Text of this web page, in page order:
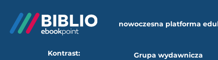
nowoczesna platforma
Kontrast:
Grupa wydawnicza